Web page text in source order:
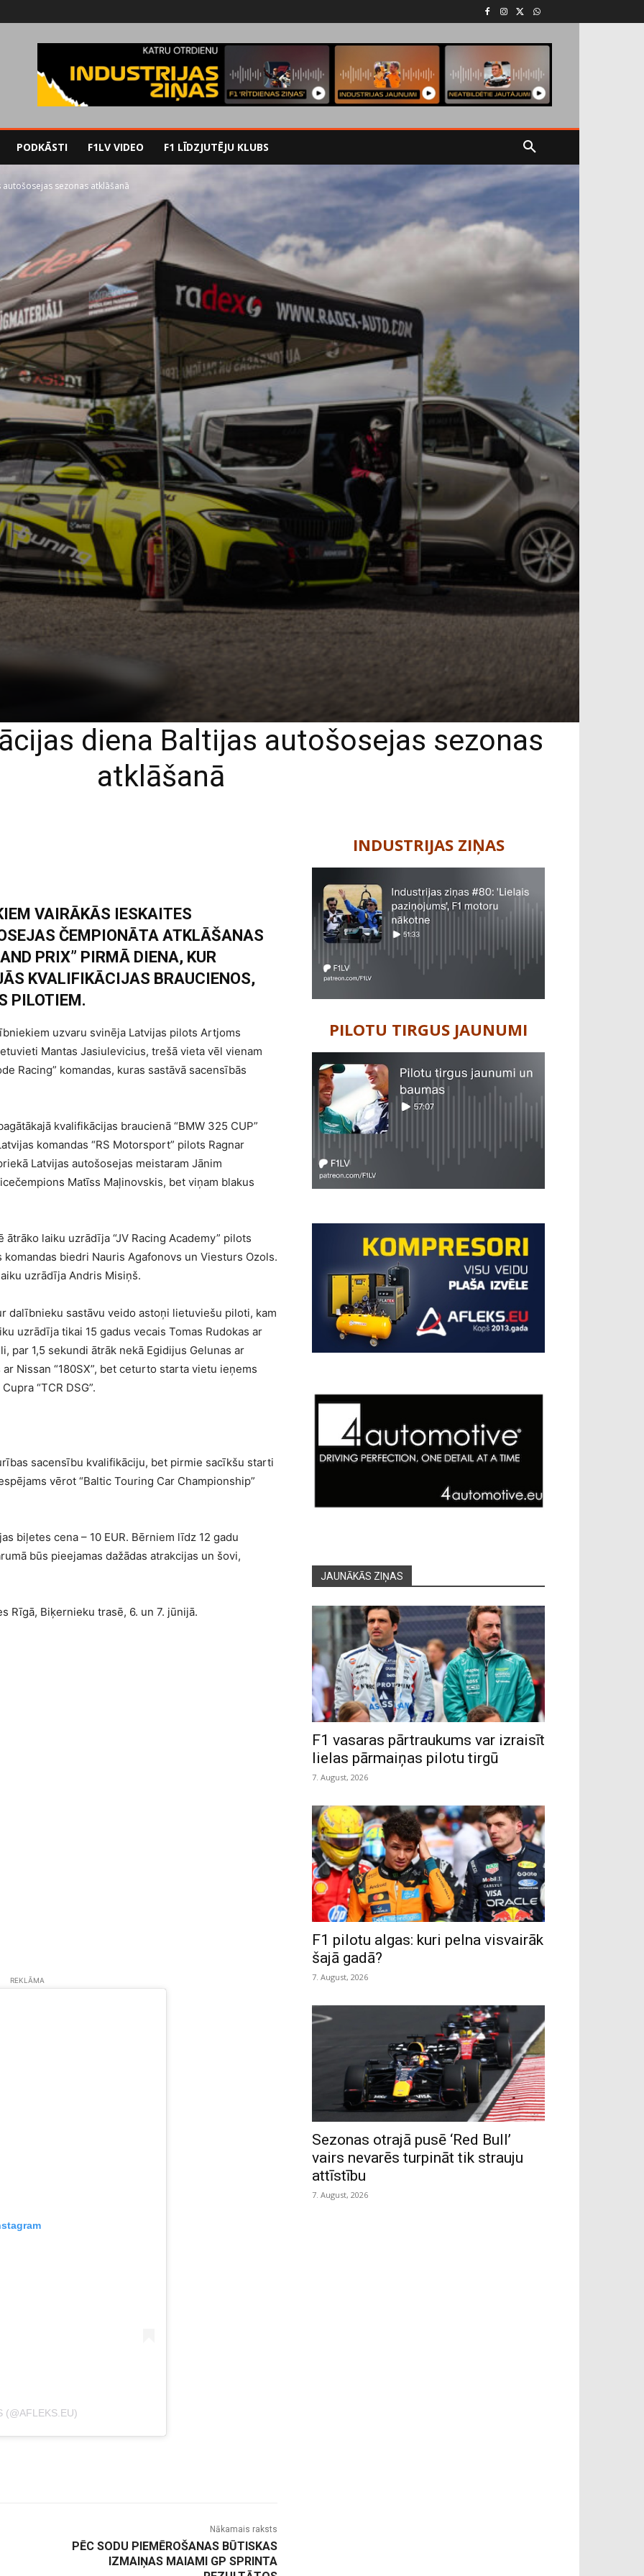
PODKĀSTI F1LV VIDEO F1 LĪDZJUTĒJU KLUBS
sezonas atklāšanā
diena Baltijas autošosejas sezonas
atklāšanā
VAIRĀKĀS IESKAITES
ČEMPIONĀTA ATKLĀŠANAS
PRIX” PIRMĀ DIENA, KUR
KVALIFIKĀCIJAS BRAUCIENOS,
PILOTIEM.
uzvaru svinēja Latvijas pilots Artjoms
Mantas Jasiulevicius, trešā vieta vēl vienam
Racing” komandas, kuras sastāvā sacensībās
kvalifikācijas braucienā “BMW 325 CUP”
komandas “RS Motorsport” pilots Ragnar
Latvijas autošosejas meistaram Jānim
Matīss Maļinovskis, bet viņam blakus
laiku uzrādīja “JV Racing Academy” pilots
biedri Nauris Agafonovs un Viesturs Ozols.
uzrādīja Andris Misiņš.
dalībnieku sastāvu veido astoņi lietuviešu piloti, kam
uzrādīja tikai 15 gadus vecais Tomas Rudokas ar
par 1,5 sekundi ātrāk nekā Egidijus Gelunas ar
Nissan “180SX”, bet ceturto starta vietu ieņems
“TCR DSG”.
sacensību kvalifikāciju, bet pirmie sacīkšu starti
vērot “Baltic Touring Car Championship”
biļetes cena – 10 EUR. Bērniem līdz 12 gadu
būs pieejamas dažādas atrakcijas un šovi,
Rīgā, Biķernieku trasē, 6. un 7. jūnijā.
REKLĀMA
(@AFLEKS.EU)
Nākamais raksts
PĒC SODU PIEMĒROŠANAS BŪTISKAS
IZMAIŅAS MAIAMI GP SPRINTA
INDUSTRIJAS ZIŅAS
PILOTU TIRGUS JAUNUMI
JAUNĀKĀS ZIŅAS
F1 vasaras pārtraukums var izraisīt
lielas pārmaiņas pilotu tirgū
7. August, 2026
F1 pilotu algas: kuri pelna visvairāk
šajā gadā?
7. August, 2026
Sezonas otrajā pusē ‘Red Bull’
vairs nevarēs turpināt tik strauju
attīstību
7. August, 2026